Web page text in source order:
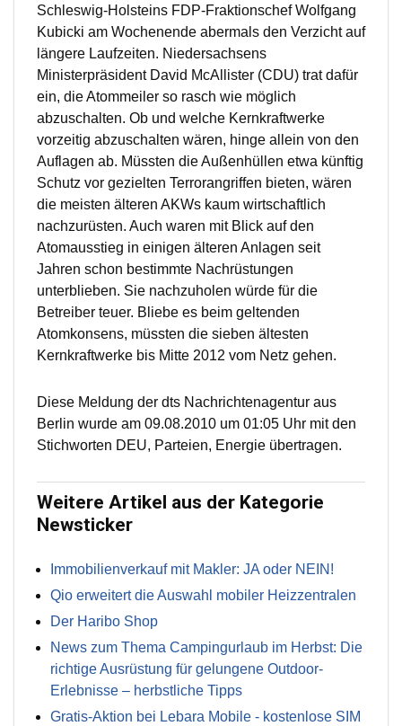
Schleswig-Holsteins FDP-Fraktionschef Wolfgang
Kubicki am Wochenende abermals den Verzicht auf
längere Laufzeiten. Niedersachsens
Ministerpräsident David McAllister (CDU) trat dafür
ein, die Atommeiler so rasch wie möglich
abzuschalten. Ob und welche Kernkraftwerke
vorzeitig abzuschalten wären, hinge allein von den
Auflagen ab. Müssten die Außenhüllen etwa künftig
Schutz vor gezielten Terrorangriffen bieten, wären
die meisten älteren AKWs kaum wirtschaftlich
nachzurüsten. Auch waren mit Blick auf den
Atomausstieg in einigen älteren Anlagen seit
Jahren schon bestimmte Nachrüstungen
unterblieben. Sie nachzuholen würde für die
Betreiber teuer. Bliebe es beim geltenden
Atomkonsens, müssten die sieben ältesten
Kernkraftwerke bis Mitte 2012 vom Netz gehen.
Diese Meldung der dts Nachrichtenagentur aus
Berlin wurde am 09.08.2010 um 01:05 Uhr mit den
Stichworten DEU, Parteien, Energie übertragen.
Weitere Artikel aus der Kategorie
Newsticker
Immobilienverkauf mit Makler: JA oder NEIN!
Qio erweitert die Auswahl mobiler Heizzentralen
Der Haribo Shop
News zum Thema Campingurlaub im Herbst: Die
richtige Ausrüstung für gelungene Outdoor-
Erlebnisse – herbstliche Tipps
Gratis-Aktion bei Lebara Mobile - kostenlose SIM